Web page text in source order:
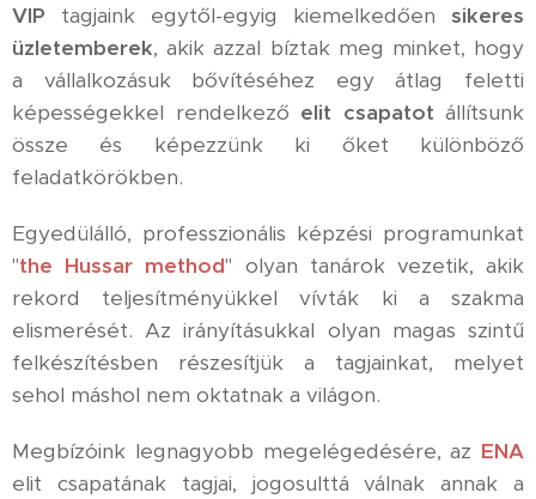
VIP tagjaink egytől-egyig kiemelkedően sikeres
üzletemberek, akik azzal bíztak meg minket, hogy
a vállalkozásuk bővítéséhez egy átlag feletti
képességekkel rendelkező elit csapatot állítsunk
össze és képezzünk ki őket különböző
feladatkörökben.
Egyedülálló, professzionális képzési programunkat
"the Hussar method" olyan tanárok vezetik, akik
rekord teljesítményükkel vívták ki a szakma
elismerését. Az irányításukkal olyan magas szintű
felkészítésben részesítjük a tagjainkat, melyet
sehol máshol nem oktatnak a világon.
Megbízóink legnagyobb megelégedésére, az ENA
elit csapatának tagjai, jogosulttá válnak annak a